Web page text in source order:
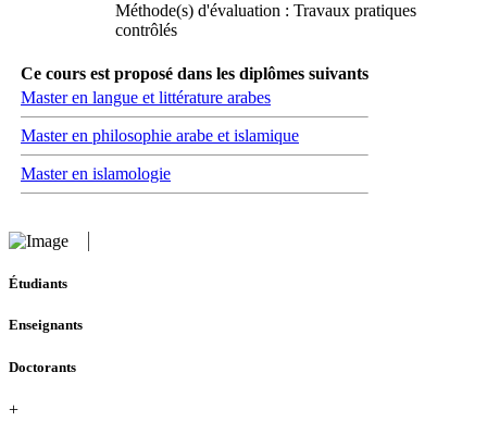
Méthode(s) d'évaluation : Travaux pratiques
contrôlés
Ce cours est proposé dans les diplômes suivants
Master en langue et littérature arabes
Master en philosophie arabe et islamique
Master en islamologie
Étudiants
Enseignants
Doctorants
+